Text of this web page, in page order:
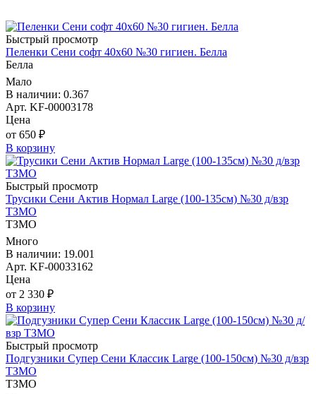
Быстрый просмотр
Пеленки Сени софт 40х60 №30 гигиен. Белла
Белла
Мало
В наличии: 0.367
Арт. KF-00003178
Цена
от 650 ₽
В корзину
Быстрый просмотр
Трусики Сени Актив Нормал Large (100-135см) №30 д/взр
ТЗМО
ТЗМО
Много
В наличии: 19.001
Арт. KF-00033162
Цена
от 2 330 ₽
В корзину
Быстрый просмотр
Подгузники Супер Сени Классик Large (100-150см) №30 д/взр
ТЗМО
ТЗМО